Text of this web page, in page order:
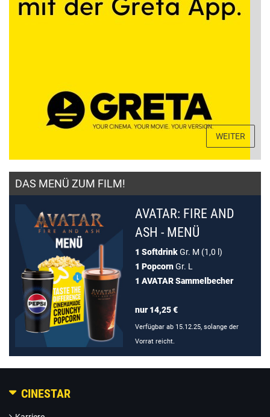
WEITER
DAS MENÜ ZUM FILM!
AVATAR: FIRE AND
ASH - MENÜ
1 SoftdrinkGr. M (1,0 l)
1 PopcornGr. L
1 AVATAR Sammelbecher
nur 14,25 €
Verfügbar ab 15.12.25, solange der
Vorrat reicht.
CINESTAR